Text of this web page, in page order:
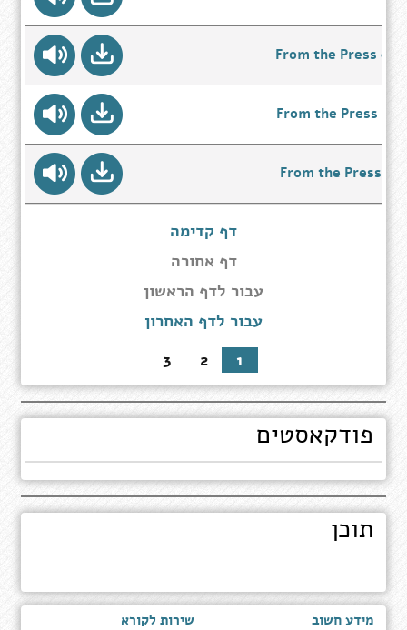
From the Press 06/
From the Press 05/
From the Press 12/
דף קדימה
דף אחורה
עבור
הראשון
עבור לדף הראשון
עבור לדף האחרון
1
2
3
פודקאסטים
תוכן
מידע חשוב שירות לקורא